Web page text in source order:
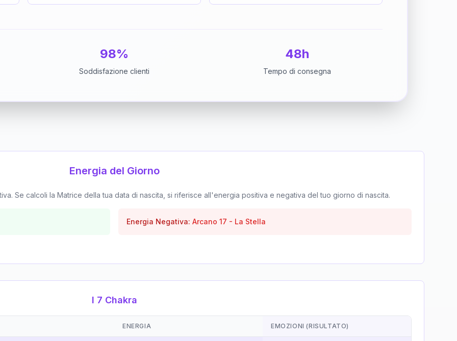
98%
Soddisfazione clienti
48h
Tempo di consegna
Energia del Giorno
Se calcoli la Matrice della tua data di nascita, si riferisce all'energia positiva e negativa del tuo giorno di nascita.
Energia Negativa: Arcano 17 - La Stella
I 7 Chakra
ENERGIA EMOZIONI (RISULTATO)